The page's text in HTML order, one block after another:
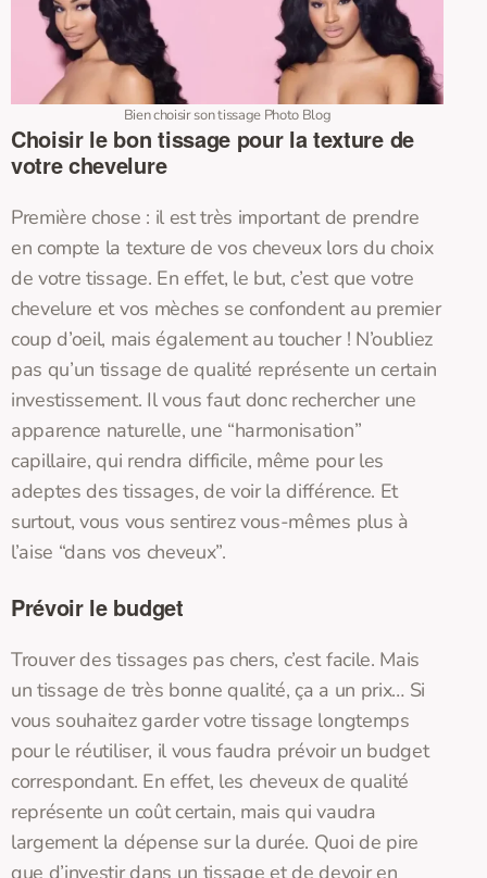
Bien choisir son tissage Photo Blog
Choisir le bon tissage pour la texture de
votre chevelure
Première chose : il est très important de prendre
en compte la texture de vos cheveux lors du choix
de votre tissage. En effet, le but, c’est que votre
chevelure et vos mèches se confondent au premier
coup d’oeil, mais également au toucher ! N’oubliez
pas qu’un tissage de qualité représente un certain
investissement. Il vous faut donc rechercher une
apparence naturelle, une “harmonisation”
capillaire, qui rendra difficile, même pour les
adeptes des tissages, de voir la différence. Et
surtout, vous vous sentirez vous-mêmes plus à
l’aise “dans vos cheveux”.
Prévoir le budget
Trouver des tissages pas chers, c’est facile. Mais
un tissage de très bonne qualité, ça a un prix… Si
vous souhaitez garder votre tissage longtemps
pour le réutiliser, il vous faudra prévoir un budget
correspondant. En effet, les cheveux de qualité
représente un coût certain, mais qui vaudra
largement la dépense sur la durée. Quoi de pire